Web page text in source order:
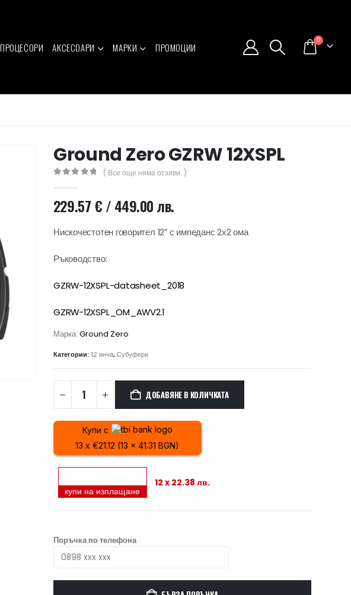
ПРОЦЕСОРИ АКСЕСОАРИ МАРКИ ПРОМОЦИИ
0
Ground Zero GZRW 12XSPL
( Все още няма отзиви. )
229.57€/ 449.00 лв.
Нискочестотен говорител 12″ с импеданс 2х2 ома
Ръководство:
GZRW-12XSPL-datasheet_2018
GZRW-12XSPL_OM_AWV2.1
Марка: Ground Zero
Категории: 12 инча,Субуфери
ДОБАВЯНЕ В КОЛИЧКАТА
Купи с
13 x €21.12 (13 x 41.31 BGN)
купи на изплащане
12 x 22.38 лв.
Поръчка по телефона